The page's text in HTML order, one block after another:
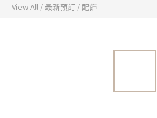
View All /最新預訂 /配飾